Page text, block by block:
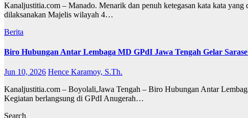
Kanaljustitia.com – Manado. Menarik dan penuh ketegasan kata kata
dilaksanakan Majelis wilayah 4…
Berita
Biro Hubungan Antar Lembaga MD GPdI Jawa Tengah Gelar
Jun 10, 2026 Hence Karamoy, S.Th.
Kanaljustitia.com – Boyolali,Jawa Tengah – Biro Hubungan Antar
Kegiatan berlangsung di GPdI Anugerah…
Search